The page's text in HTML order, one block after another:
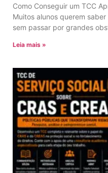
Como Conseguir um TCC
Muitos alunos querem
sem passar por grandes
Leia mais »